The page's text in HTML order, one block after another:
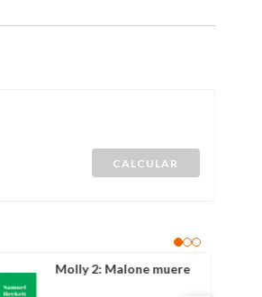
Molly 2: Malone muere